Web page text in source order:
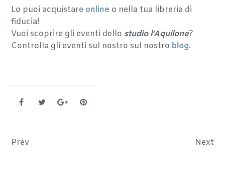
Lo puoi acquistare online o nella tua libreria di
fiducia!
Vuoi scoprire gli eventi dello studio l’Aquilone?
Controlla gli eventi sul nostro sul nostro blog.
Navigazione articoli
Prev Next